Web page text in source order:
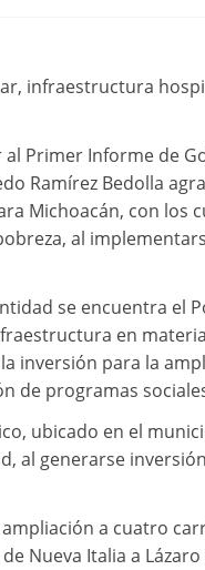
infraestructura
Primer Informe de
Ramírez Bedolla
Michoacán, con los
al
se encuentra el
en
inversión para la
de programas
ubicado en el
al generarse
a cuatro
Nueva Italia a